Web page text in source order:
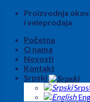
Skip
Proizvodnja
i veleprodaja
Početna
O nama
Novosti
Kontakt
Srpski